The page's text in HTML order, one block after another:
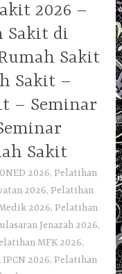
2026 –
Sakit di
Sakit
Sakit –
– Seminar
Sakit
2026, Pelatihan
2026, Pelatihan
2026, Pelatihan
Jenazah 2026,
MFK 2026,
2026, Pelatihan